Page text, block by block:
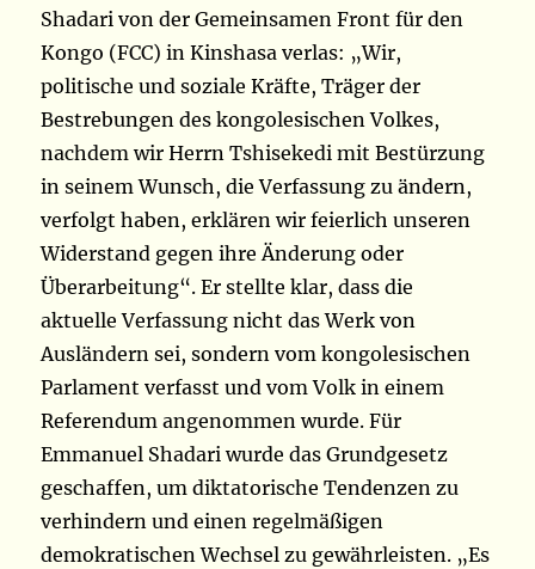
Shadari von der Gemeinsamen Front für den
Kongo (FCC) in Kinshasa verlas: „Wir,
politische und soziale Kräfte, Träger der
Bestrebungen des kongolesischen Volkes,
nachdem wir Herrn Tshisekedi mit Bestürzung
in seinem Wunsch, die Verfassung zu ändern,
verfolgt haben, erklären wir feierlich unseren
Widerstand gegen ihre Änderung oder
Überarbeitung“. Er stellte klar, dass die
aktuelle Verfassung nicht das Werk von
Ausländern sei, sondern vom kongolesischen
Parlament verfasst und vom Volk in einem
Referendum angenommen wurde. Für
Emmanuel Shadari wurde das Grundgesetz
geschaffen, um diktatorische Tendenzen zu
verhindern und einen regelmäßigen
demokratischen Wechsel zu gewährleisten. „Es